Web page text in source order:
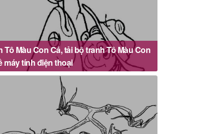
Tô Màu Con Cá, tải bộ tranh Tô Màu Con
máy tính điện thoại